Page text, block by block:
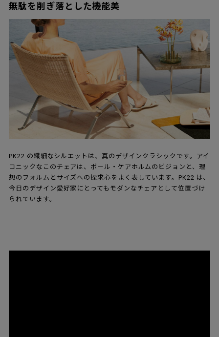
無駄を削ぎ落とした機能美
PK22 の繊細なシルエットは、真のデザインクラシックです。アイ
コニックなこのチェアは、ポール・ケアホルムのビジョンと、理
想のフォルムとサイズへの探求心をよく表しています。PK22 は、
今日のデザイン愛好家にとってもモダンなチェアとして位置づけ
られています。